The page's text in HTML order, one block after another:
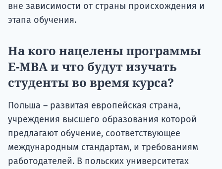
вне зависимости от страны происхождения и
этапа обучения.
На кого нацелены программы
E-MBA и что будут изучать
студенты во время курса?
Польша – развитая европейская страна,
учреждения высшего образования которой
предлагают обучение, соответствующее
международным стандартам, и требованиям
работодателей. В польских университетах